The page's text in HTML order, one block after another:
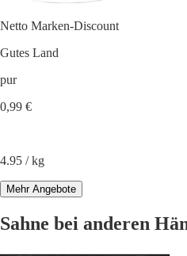
Netto Marken-Discount
Gutes Land
pur
0,99 €
4.95 / kg
Mehr Angebote
Sahne bei anderen